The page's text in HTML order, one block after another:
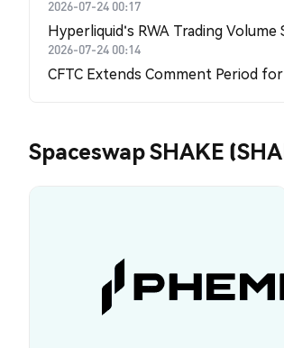
2026-07-24 00:17
Hyperliquid's RWA Trading
2026-07-24 00:14
CFTC Extends Comment Period
Spaceswap SHAKE